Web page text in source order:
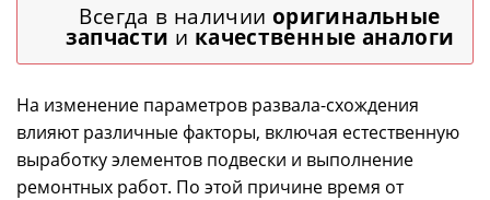
Всегда в наличии оригинальные
запчасти и качественные аналоги
На изменение параметров развала-схождения
влияют различные факторы, включая естественную
выработку элементов подвески и выполнение
ремонтных работ. По этой причине время от